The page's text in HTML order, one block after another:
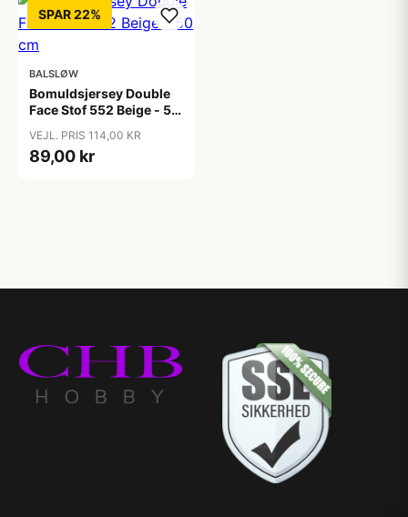
SPAR 22%
BALSLØW
Bomuldsjersey Double
Face Stof 552 Beige - 50
VEJL. PRIS 114,00 KR
89,00 kr